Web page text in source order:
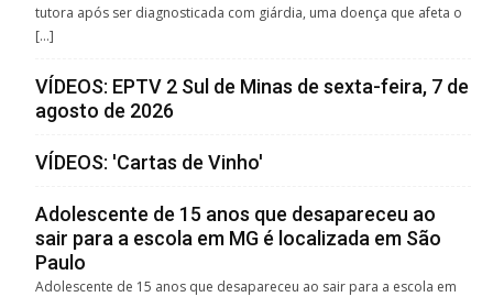
tutora após ser diagnosticada com giárdia, uma doença que afeta o
[…]
VÍDEOS: EPTV 2 Sul de Minas de sexta-feira, 7 de
agosto de 2026
VÍDEOS: 'Cartas de Vinho'
Adolescente de 15 anos que desapareceu ao
sair para a escola em MG é localizada em São
Paulo
Adolescente de 15 anos que desapareceu ao sair para a escola em